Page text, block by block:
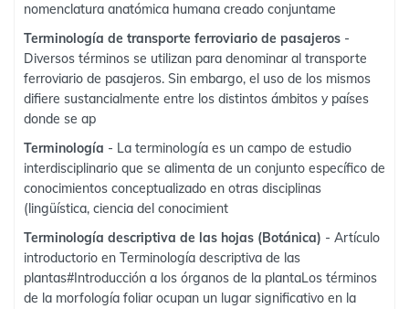
nomenclatura anatómica humana creado conjuntame
Terminología de transporte ferroviario de pasajeros -
Diversos términos se utilizan para denominar al transporte
ferroviario de pasajeros. Sin embargo, el uso de los mismos
difiere sustancialmente entre los distintos ámbitos y países
donde se ap
Terminología - La terminología es un campo de estudio
interdisciplinario que se alimenta de un conjunto específico de
conocimientos conceptualizado en otras disciplinas
(lingüística, ciencia del conocimient
Terminología descriptiva de las hojas (Botánica) - Artículo
introductorio en Terminología descriptiva de las
plantas#Introducción a los órganos de la plantaLos términos
de la morfología foliar ocupan un lugar significativo en la